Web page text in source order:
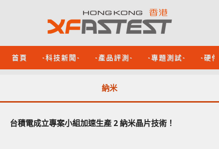
首頁 -科技新聞- -產品評測- -專題測試- -硬
納米
台積電成立專案小組加速生產 2 納米晶片技術！